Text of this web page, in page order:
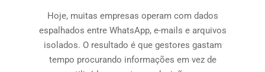
Hoje, muitas empresas operam com dados
espalhados entre WhatsApp, e-mails e arquivos
isolados. O resultado é que gestores gastam
tempo procurando informações em vez de